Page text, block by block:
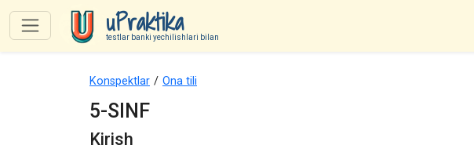
uPraktika
testlar banki yechilishlari bilan
Konspektlar / Ona tili
5-SINF
Kirish